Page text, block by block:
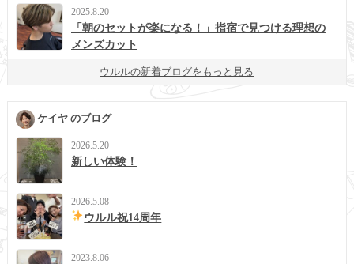
2025.8.20
「朝のセットが楽になる！」指宿で見つける理想の
メンズカット
ウルルの新着ブログをもっと見る
ケイヤ のブログ
2026.5.20
新しい体験！
2026.5.08
ウルル祝14周年
2023.8.06